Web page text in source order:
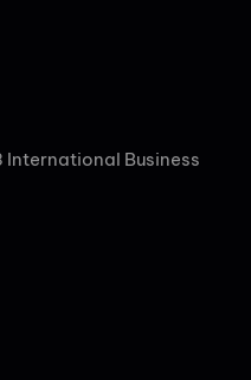
International Business